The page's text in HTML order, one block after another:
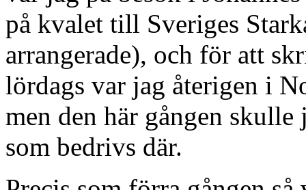
på kvalet till Sveriges
arrangerade), och för att
lördags var jag återigen i
men den här gången
som bedrivs där.